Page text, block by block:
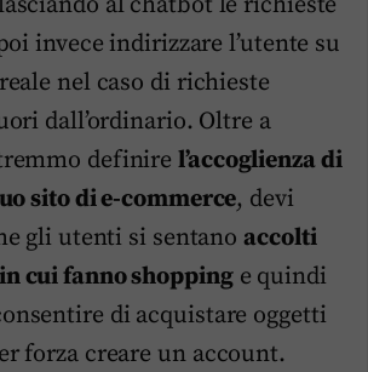
invece indirizzare l’utente su
nel caso di richieste
dall’ordinario. Oltre a
definirel’accoglienza di
sito di e-commerce, devi
gli utenti si sentanoaccolti
cui fanno shoppinge quindi
di acquistare oggetti
forza creare un account.